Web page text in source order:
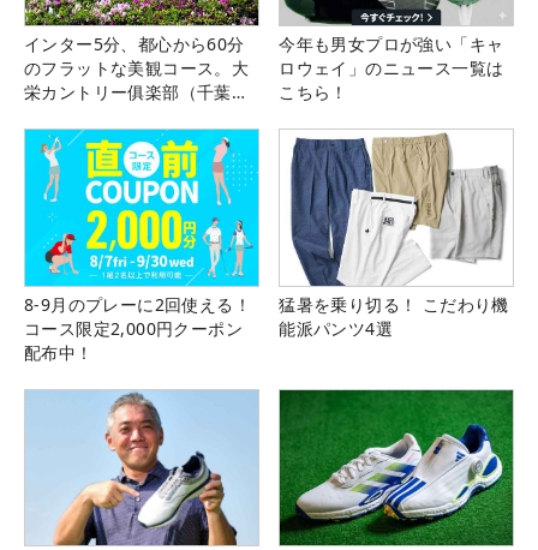
インター5分、都心から60分
のフラットな美観コース。大
栄カントリー俱楽部（千葉
今年も男女プロが強い「キャ
ロウェイ」のニュース一覧は
こちら！
8-9月のプレーに2回使える！
コース限定2,000円クーポン
配布中！
猛暑を乗り切る！ こだわり機
能派パンツ4選